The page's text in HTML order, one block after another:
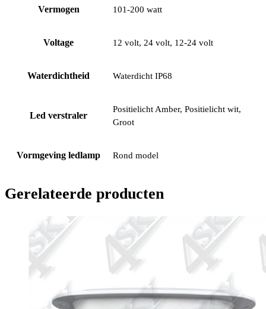
Vermogen 101-200 watt
Voltage 12 volt, 24 volt, 12-24 volt
Waterdichtheid Waterdicht IP68
Led verstraler
Positielicht Amber, Positielicht wit,
Groot
Vormgeving ledlamp Rond model
Gerelateerde producten